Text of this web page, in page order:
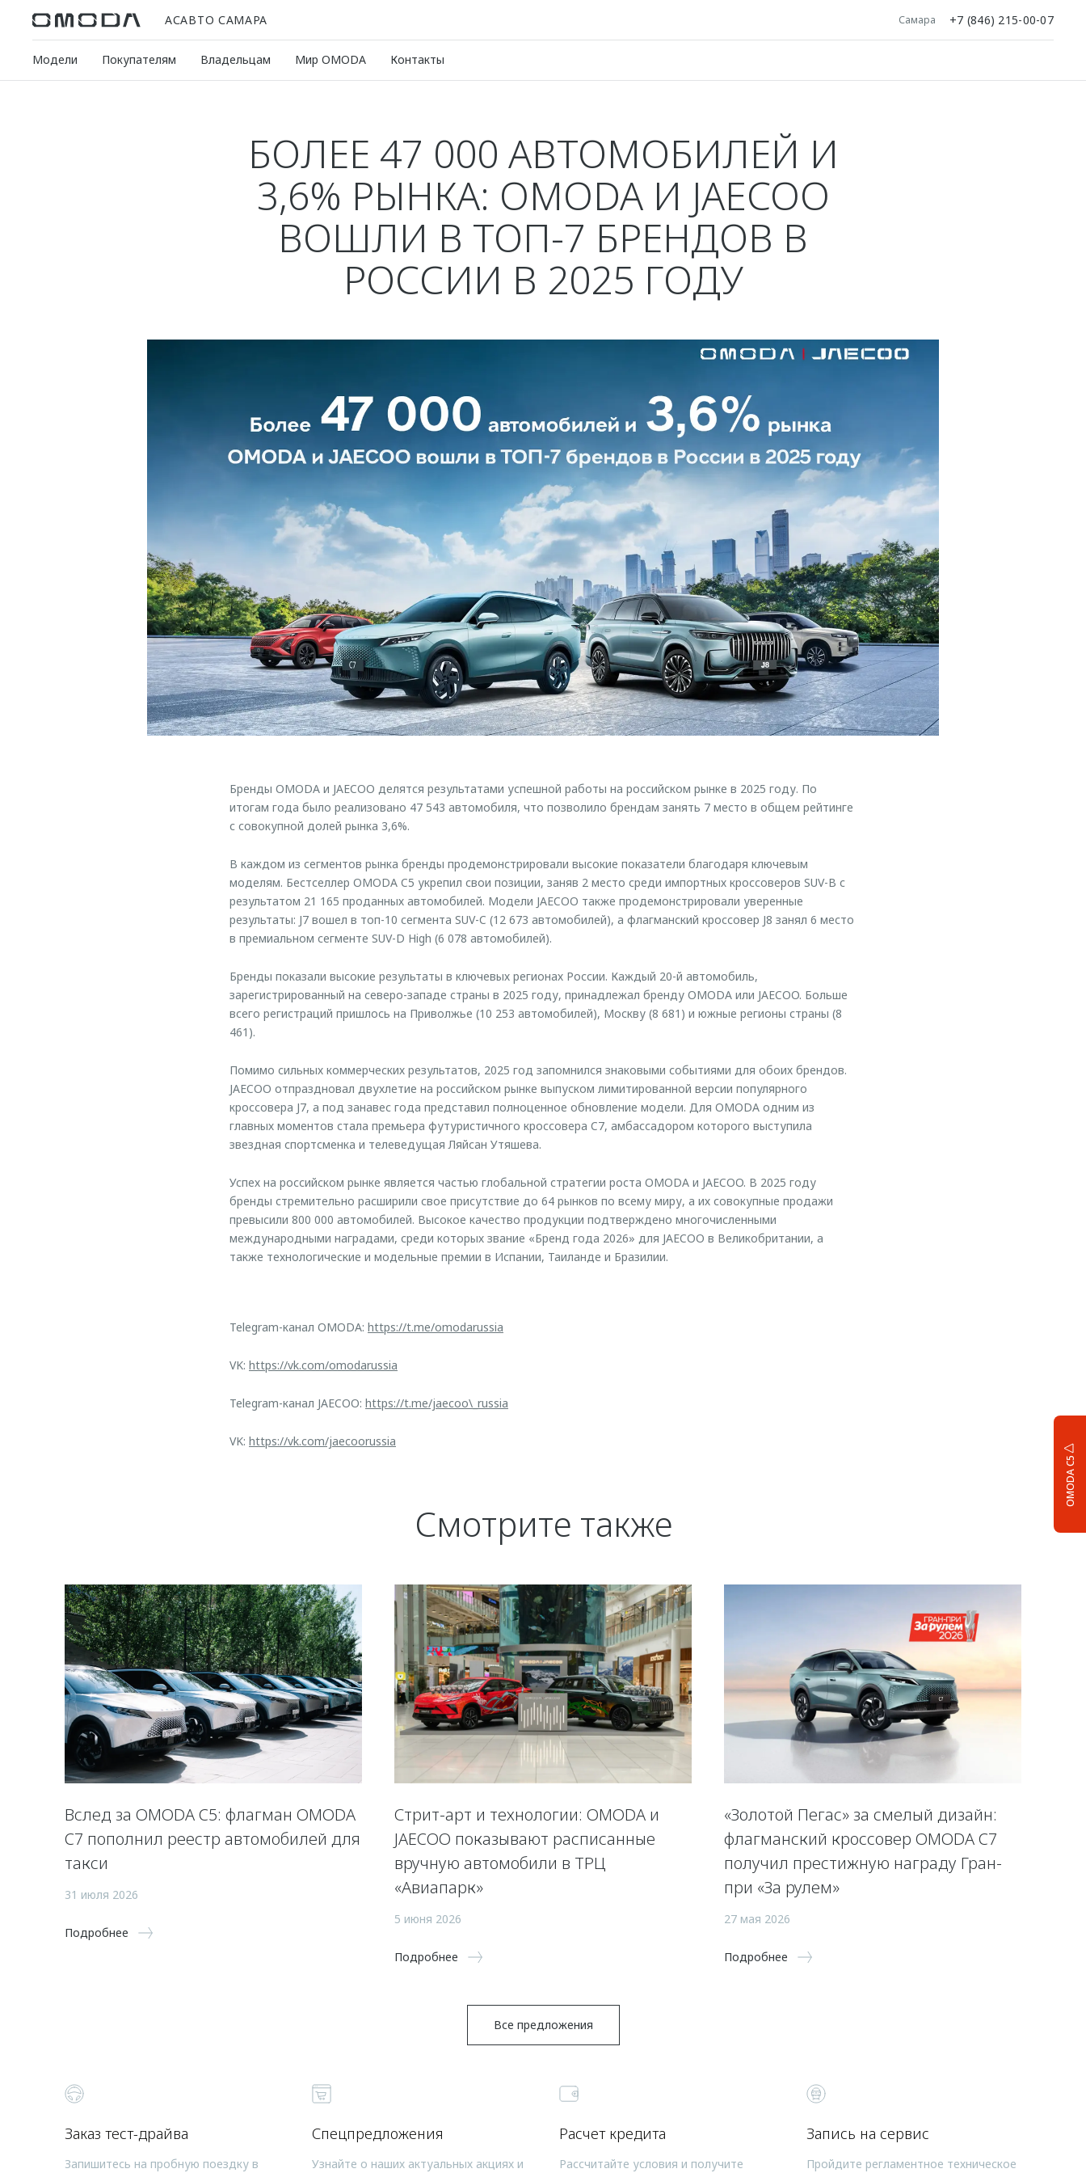
АСАВТО САМАРА Самара +7 (846) 215-00-07
Модели Покупателям Владельцам Мир OMODA Контакты
OMODA C5
БОЛЕЕ 47 000 АВТОМОБИЛЕЙ И
3,6% РЫНКА: OMODA И JAECOO
ВОШЛИ В ТОП-7 БРЕНДОВ В
РОССИИ В 2025 ГОДУ
Бренды OMODA и JAECOO делятся результатами успешной работы на российском рынке в 2025 году. По
итогам года было реализовано 47 543 автомобиля, что позволило брендам занять 7 место в общем рейтинге
с совокупной долей рынка 3,6%.
В каждом из сегментов рынка бренды продемонстрировали высокие показатели благодаря ключевым
моделям. Бестселлер OMODA C5 укрепил свои позиции, заняв 2 место среди импортных кроссоверов SUV-B с
результатом 21 165 проданных автомобилей. Модели JAECOO также продемонстрировали уверенные
результаты: J7 вошел в топ-10 сегмента SUV-C (12 673 автомобилей), а флагманский кроссовер J8 занял 6 место
в премиальном сегменте SUV-D High (6 078 автомобилей).
Бренды показали высокие результаты в ключевых регионах России. Каждый 20-й автомобиль,
зарегистрированный на северо-западе страны в 2025 году, принадлежал бренду OMODA или JAECOO. Больше
всего регистраций пришлось на Приволжье (10 253 автомобилей), Москву (8 681) и южные регионы страны (8
461).
Помимо сильных коммерческих результатов, 2025 год запомнился знаковыми событиями для обоих брендов.
JAECOO отпраздновал двухлетие на российском рынке выпуском лимитированной версии популярного
кроссовера J7, а под занавес года представил полноценное обновление модели. Для OMODA одним из
главных моментов стала премьера футуристичного кроссовера C7, амбассадором которого выступила
звездная спортсменка и телеведущая Ляйсан Утяшева.
Успех на российском рынке является частью глобальной стратегии роста OMODA и JAECOO. В 2025 году
бренды стремительно расширили свое присутствие до 64 рынков по всему миру, а их совокупные продажи
превысили 800 000 автомобилей. Высокое качество продукции подтверждено многочисленными
международными наградами, среди которых звание «Бренд года 2026» для JAECOO в Великобритании, а
также технологические и модельные премии в Испании, Таиланде и Бразилии.
Telegram-канал OMODA: https://t.me/omodarussia
VK: https://vk.com/omodarussia
Telegram-канал JAECOO: https://t.me/jaecoo\_russia
VK: https://vk.com/jaecoorussia
Смотрите также
Вслед за OMODA C5: флагман OMODA
C7 пополнил реестр автомобилей для
такси
31 июля 2026
Подробнее
Стрит-арт и технологии: OMODA и
JAECOO показывают расписанные
вручную автомобили в ТРЦ
«Авиапарк»
5 июня 2026
Подробнее
«Золотой Пегас» за смелый дизайн:
флагманский кроссовер OMODA C7
получил престижную награду Гран-
при «За рулем»
27 мая 2026
Подробнее
Все предложения
Заказ тест-драйва
Запишитесь на пробную поездку в
Спецпредложения
Узнайте о наших актуальных акциях и
Расчет кредита
Рассчитайте условия и получите
Запись на сервис
Пройдите регламентное техническое